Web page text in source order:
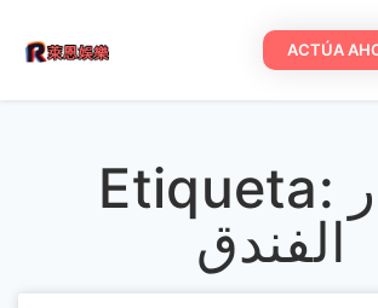
ACTÚA
Etiqueta: كادر
الفندق